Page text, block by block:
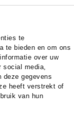
te
te bieden en om ons
over uw
media,
deze gegevens
heeft verstrekt of
van hun
maar